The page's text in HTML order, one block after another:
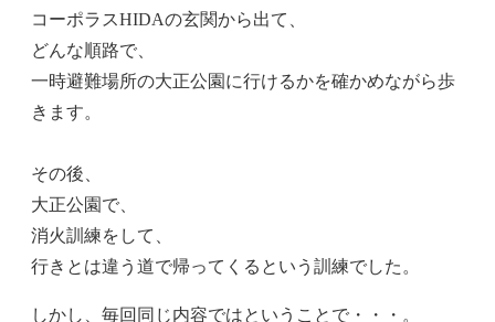
コーポラスHIDAの玄関から出て、
どんな順路で、
一時避難場所の大正公園に行けるかを確かめながら歩
きます。
その後、
大正公園で、
消火訓練をして、
行きとは違う道で帰ってくるという訓練でした。
しかし、毎回同じ内容ではということで・・・。